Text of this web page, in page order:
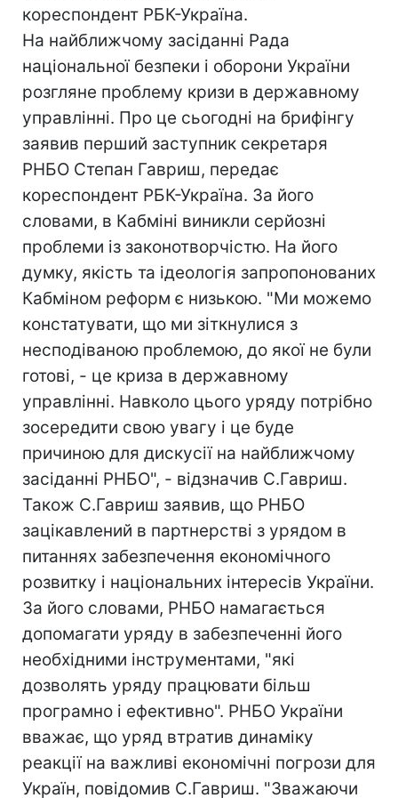
кореспондент РБК-Україна.
На найближчому засіданні Рада
національної безпеки і оборони України
розгляне проблему кризи в державному
управлінні. Про це сьогодні на брифінгу
заявив перший заступник секретаря
РНБО Степан Гавриш, передає
кореспондент РБК-Україна. За його
словами, в Кабміні виникли серйозні
проблеми із законотворчістю. На його
думку, якість та ідеологія запропонованих
Кабміном реформ є низькою. "Ми можемо
констатувати, що ми зіткнулися з
несподіваною проблемою, до якої не були
готові, - це криза в державному
управлінні. Навколо цього уряду потрібно
зосередити свою увагу і це буде
причиною для дискусії на найближчому
засіданні РНБО", - відзначив С.Гавриш.
Також С.Гавриш заявив, що РНБО
зацікавлений в партнерстві з урядом в
питаннях забезпечення економічного
розвитку і національних інтересів України.
За його словами, РНБО намагається
допомагати уряду в забезпеченні його
необхідними інструментами, "які
дозволять уряду працювати більш
програмно і ефективно". РНБО України
вважає, що уряд втратив динаміку
реакції на важливі економічні погрози для
Україн, повідомив С.Гавриш. "Зважаючи